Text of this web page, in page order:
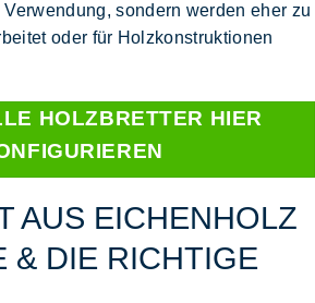
sondern werden eher zu
oder für Holzkonstruktionen
HOLZBRETTER HIER
AUS EICHENHOLZ
& DIE RICHTIGE